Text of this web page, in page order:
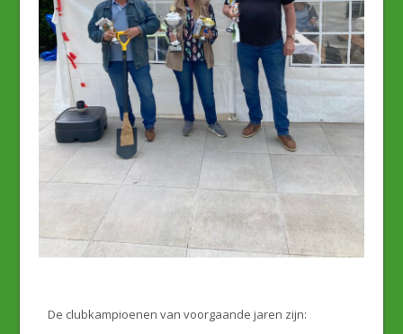
De clubkampioenen van voorgaande jaren zijn: